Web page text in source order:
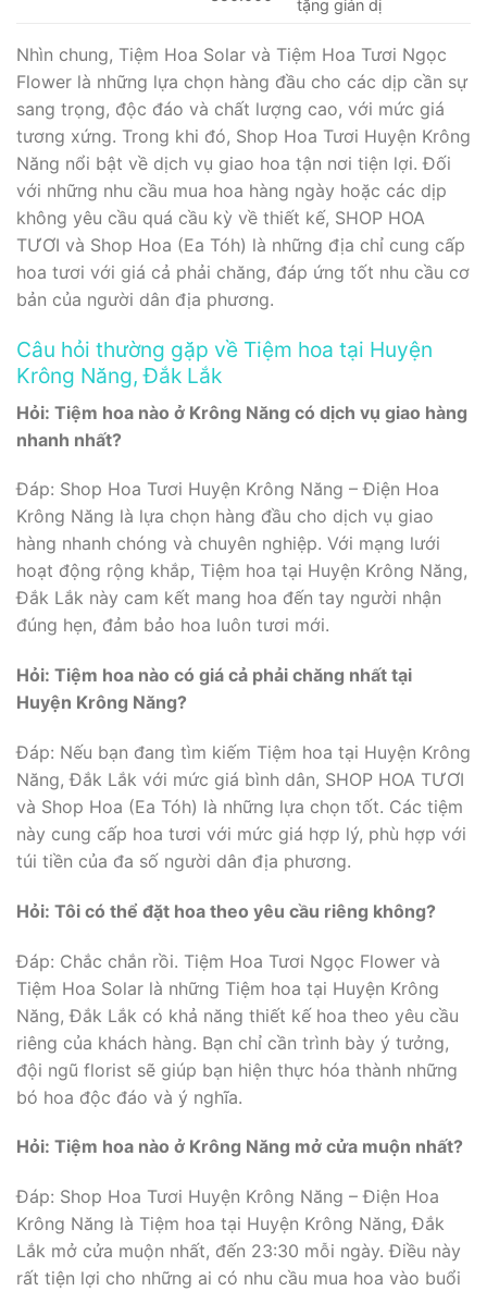
tặng giản dị
Nhìn chung, Tiệm Hoa Solar và Tiệm Hoa Tươi Ngọc
Flower là những lựa chọn hàng đầu cho các dịp cần sự
sang trọng, độc đáo và chất lượng cao, với mức giá
tương xứng. Trong khi đó, Shop Hoa Tươi Huyện Krông
Năng nổi bật về dịch vụ giao hoa tận nơi tiện lợi. Đối
với những nhu cầu mua hoa hàng ngày hoặc các dịp
không yêu cầu quá cầu kỳ về thiết kế, SHOP HOA
TƯƠI và Shop Hoa (Ea Tóh) là những địa chỉ cung cấp
hoa tươi với giá cả phải chăng, đáp ứng tốt nhu cầu cơ
bản của người dân địa phương.
Câu hỏi thường gặp về Tiệm hoa tại Huyện
Krông Năng, Đắk Lắk
Hỏi: Tiệm hoa nào ở Krông Năng có dịch vụ giao hàng
nhanh nhất?
Đáp: Shop Hoa Tươi Huyện Krông Năng – Điện Hoa
Krông Năng là lựa chọn hàng đầu cho dịch vụ giao
hàng nhanh chóng và chuyên nghiệp. Với mạng lưới
hoạt động rộng khắp, Tiệm hoa tại Huyện Krông Năng,
Đắk Lắk này cam kết mang hoa đến tay người nhận
đúng hẹn, đảm bảo hoa luôn tươi mới.
Hỏi: Tiệm hoa nào có giá cả phải chăng nhất tại
Huyện Krông Năng?
Đáp: Nếu bạn đang tìm kiếm Tiệm hoa tại Huyện Krông
Năng, Đắk Lắk với mức giá bình dân, SHOP HOA TƯƠI
và Shop Hoa (Ea Tóh) là những lựa chọn tốt. Các tiệm
này cung cấp hoa tươi với mức giá hợp lý, phù hợp với
túi tiền của đa số người dân địa phương.
Hỏi: Tôi có thể đặt hoa theo yêu cầu riêng không?
Đáp: Chắc chắn rồi. Tiệm Hoa Tươi Ngọc Flower và
Tiệm Hoa Solar là những Tiệm hoa tại Huyện Krông
Năng, Đắk Lắk có khả năng thiết kế hoa theo yêu cầu
riêng của khách hàng. Bạn chỉ cần trình bày ý tưởng,
đội ngũ florist sẽ giúp bạn hiện thực hóa thành những
bó hoa độc đáo và ý nghĩa.
Hỏi: Tiệm hoa nào ở Krông Năng mở cửa muộn nhất?
Đáp: Shop Hoa Tươi Huyện Krông Năng – Điện Hoa
Krông Năng là Tiệm hoa tại Huyện Krông Năng, Đắk
Lắk mở cửa muộn nhất, đến 23:30 mỗi ngày. Điều này
rất tiện lợi cho những ai có nhu cầu mua hoa vào buổi